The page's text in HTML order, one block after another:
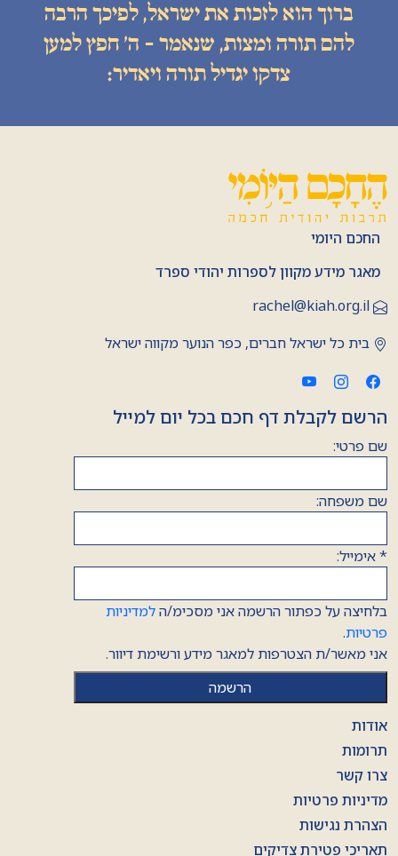
ברוך הוא לזכות את ישראל, לפיכך הרבה
להם תורה ומצות, שנאמר - ה׳ חפץ למען
צדקו יגדיל תורה ויאדיר:
החכם היומי
מאגר מידע מקוון לספרות יהודי ספרד
rachel@kiah.org.il
בית כל ישראל חברים, כפר הנוער מקווה ישראל
הרשם לקבלת דף חכם בכל יום למייל
שם פרטי:
שם משפחה:
*אימייל:
בלחיצה על כפתור הרשמה אני מסכימ/הלמדיניות
פרטיות.
אני מאשר/ת הצטרפות למאגר מידע ורשימת דיוור.
אודות
תרומות
צרו קשר
מדיניות פרטיות
הצהרת נגישות
תאריכי פטירת צדיקים